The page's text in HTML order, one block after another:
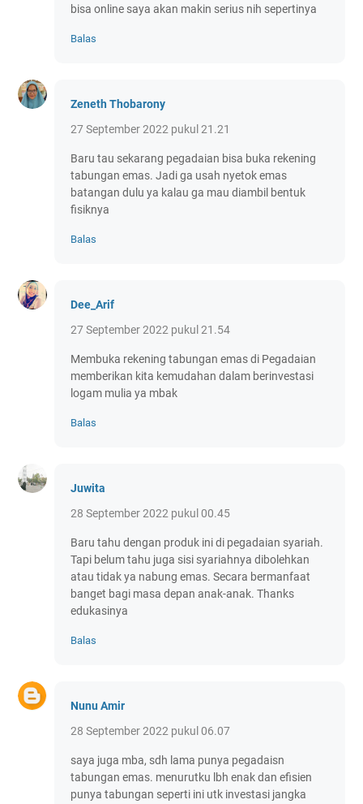
bisa online saya akan makin serius nih sepertinya
Balas
Zeneth Thobarony
27 September 2022 pukul 21.21
Baru tau sekarang pegadaian bisa buka rekening
tabungan emas. Jadi ga usah nyetok emas
batangan dulu ya kalau ga mau diambil bentuk
fisiknya
Balas
Dee_Arif
27 September 2022 pukul 21.54
Membuka rekening tabungan emas di Pegadaian
memberikan kita kemudahan dalam berinvestasi
logam mulia ya mbak
Balas
Juwita
28 September 2022 pukul 00.45
Baru tahu dengan produk ini di pegadaian syariah.
Tapi belum tahu juga sisi syariahnya dibolehkan
atau tidak ya nabung emas. Secara bermanfaat
banget bagi masa depan anak-anak. Thanks
edukasinya
Balas
Nunu Amir
28 September 2022 pukul 06.07
saya juga mba, sdh lama punya pegadaisn
tabungan emas. menurutku lbh enak dan efisien
punya tabungan seperti ini utk investasi jangka